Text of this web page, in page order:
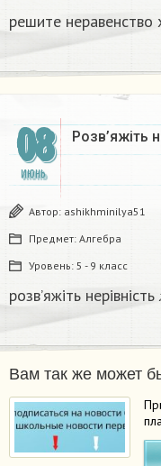
решите неравенство
08
ИЮНЬ
Розв’яжіть
Автор: ashikhminilya51
Предмет: Алгебра
Уровень: 5 - 9 класс
розв’яжіть нерівність
Вам так же может